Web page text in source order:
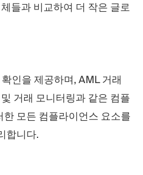
들과 비교하여 더 작은 글로
인을 제공하며, AML 거래
거래 모니터링과 같은 컴플
모든 컴플라이언스 요소를
합니다.